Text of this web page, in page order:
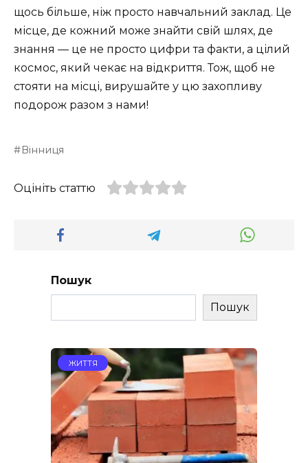
щось більше, ніж просто навчальний заклад. Це
місце, де кожний може знайти свій шлях, де
знання — це не просто цифри та факти, а цілий
космос, який чекає на відкриття. Тож, щоб не
стояти на місці, вирушайте у цю захопливу
подорож разом з нами!
Вінниця
Оцініть статтю
Пошук
Пошук
ЖИТТЯ